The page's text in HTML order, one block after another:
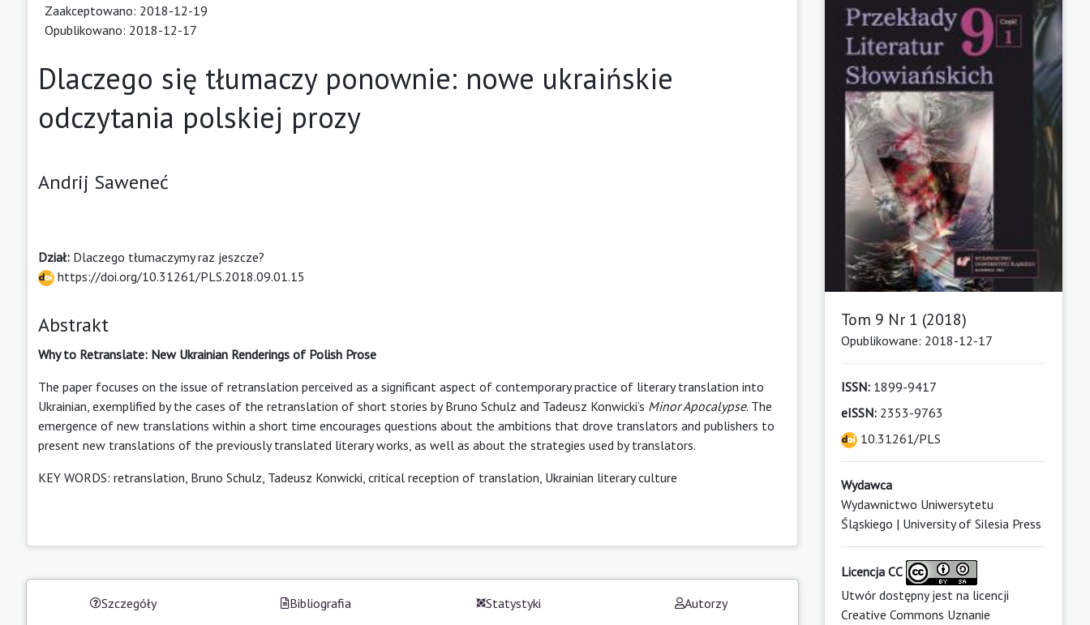
Zaakceptowano: 2018-12-19
Opublikowano: 2018-12-17
Dlaczego się tłumaczy ponownie: nowe ukraińskie
odczytania polskiej prozy
Andrij Saweneć
Dział: Dlaczego tłumaczymy raz jeszcze?
https://doi.org/10.31261/PLS.2018.09.01.15
Abstrakt
Why to Retranslate: New Ukrainian Renderings of Polish Prose
The paper focuses on the issue of retranslation perceived as a significant aspect of contemporary practice of literary translation into
Ukrainian, exemplified by the cases of the retranslation of short stories by Bruno Schulz and Tadeusz Konwicki’s MinorApocalypse. The
emergence of new translations within a short time encourages questions about the ambitions that drove translators and publishers to
present new translations of the previously translated literary works, as well as about the strategies used by translators.
KEY WORDS: retranslation, Bruno Schulz, Tadeusz Konwicki, critical reception of translation, Ukrainian literary culture
Szczegóły Bibliografia Statystyki Autorzy
Tom 9 Nr 1 (2018)
Opublikowane: 2018-12-17
ISSN:1899-9417
eISSN:2353-9763
10.31261/PLS
Wydawca
Wydawnictwo Uniwersytetu
Śląskiego | University of Silesia Press
Licencja CC
Utwór dostępny jest na licencji
Creative Commons Uznanie